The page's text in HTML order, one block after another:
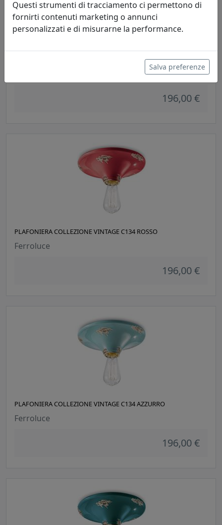
PLAFONIERA COLLEZIONE VINTAGE C134 ARANCIO
196,00 €
PLAFONIERA COLLEZIONE VINTAGE C134 ROSSO
Ferroluce
196,00 €
PLAFONIERA COLLEZIONE VINTAGE C134 AZZURRO
Ferroluce
196,00 €
Questi strumenti di tracciamento ci permettono di
fornirti contenuti marketing o annunci
personalizzati e di misurarne la performance.
Salva preferenze